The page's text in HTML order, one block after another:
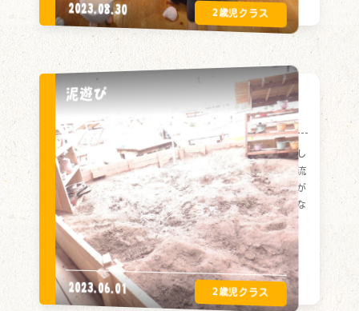
2023.08.30
泥遊び
2023.06.01
泥遊び
裸足になって泥遊び！自分たちでパイプを用意し
て、スコップやコップで、パイプに泥水を上から流
して、どんどん下に流れていくのを見て楽しむ姿が
ありました。泥が顔や腕についても、もう大丈夫な
ひまわり組です！